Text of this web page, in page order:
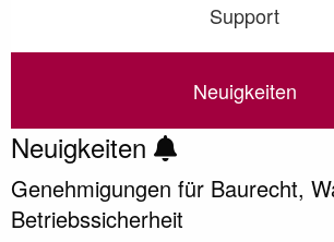
Support
Neuigkeiten
Neuigkeiten
Genehmigungen für Baurecht,
Betriebssicherheit